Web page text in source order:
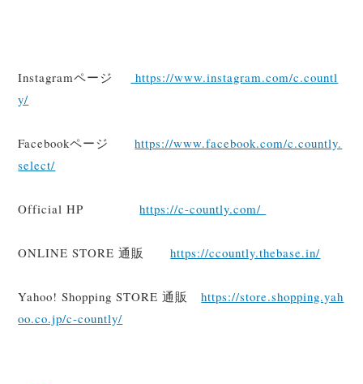
Instagramページ
https://www.instagram.com/c.countl
y/
Facebookページhttps://www.facebook.com/c.countly.
select/
Official HPhttps://c-countly.com/
ONLINE STORE 通販https://ccountly.thebase.in/
Yahoo! Shopping STORE 通販https://store.shopping.yah
oo.co.jp/c-countly/